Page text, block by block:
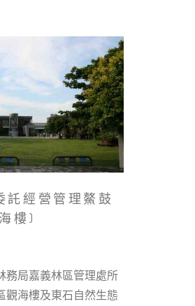
託經營管理鰲鼓
樓)
務局嘉義林區管理處所
觀海樓及東石自然生態